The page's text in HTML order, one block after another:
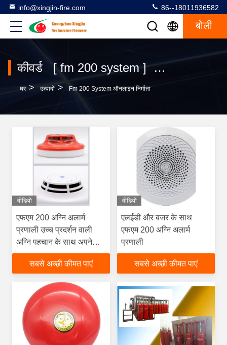
info@xingjin-fire.com 86--18011936582
बोली
कीवर्ड [ fm 200 system ] मिलान 120 उत्पादों
घर > उत्पादों > Fm 200 System ऑनलाइन निर्माता
वीडियो
एफएम 200 अग्नि अलार्म
प्रणाली उच्च प्रदर्शन वाली
अग्नि पहचान के साथ अपने
व्यवसाय की रक्षा करें
सबसे अच्छी कीमत पाएं
वीडियो
एलईडी और बजर के साथ
एफएम 200 अग्नि अलार्म
प्रणाली
सबसे अच्छी कीमत पाएं